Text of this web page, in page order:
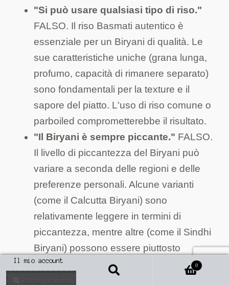
"Si può usare qualsiasi tipo di riso."
FALSO. Il riso Basmati autentico è
essenziale per un Biryani di qualità. Le
sue caratteristiche uniche (grana lunga,
profumo, capacità di rimanere separato)
sono fondamentali per la texture e il
sapore del piatto. L'uso di riso comune o
parboiled comprometterebbe il risultato.
"Il Biryani è sempre piccante." FALSO.
Il livello di piccantezza del Biryani può
variare a seconda delle regioni e delle
preferenze personali. Alcune varianti
(come il Calcutta Biryani) sono
relativamente leggere in termini di
piccantezza, mentre altre (come il Sindhi
Biryani) possono essere piuttosto
piccanti. La quantità di peperoncino può
essere dosata a piacere.
Il mio account
0